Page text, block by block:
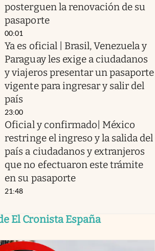
posterguen la renovación de su
pasaporte
00:01
Ya es oficial | Brasil, Venezuela y
Paraguay les exige a ciudadanos
y viajeros presentar un pasaporte
vigente para ingresar y salir del
país
23:00
Oficial y confirmado| México
restringe el ingreso y la salida del
país a ciudadanos y extranjeros
que no efectuaron este trámite
en su pasaporte
21:48
El Cronista España